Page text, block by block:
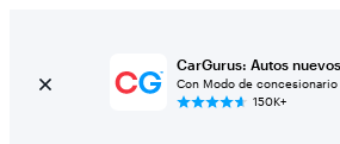
CarGurus: Autos
Con Modo de concesionario
150K+